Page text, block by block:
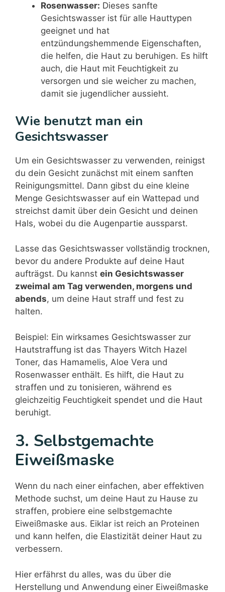
Rosenwasser: Dieses sanfte
Gesichtswasser ist für alle Hauttypen
geeignet und hat
entzündungshemmende Eigenschaften,
die helfen, die Haut zu beruhigen. Es hilft
auch, die Haut mit Feuchtigkeit zu
versorgen und sie weicher zu machen,
damit sie jugendlicher aussieht.
Wie benutzt man ein
Gesichtswasser
Um ein Gesichtswasser zu verwenden, reinigst
du dein Gesicht zunächst mit einem sanften
Reinigungsmittel. Dann gibst du eine kleine
Menge Gesichtswasser auf ein Wattepad und
streichst damit über dein Gesicht und deinen
Hals, wobei du die Augenpartie aussparst.
Lasse das Gesichtswasser vollständig trocknen,
bevor du andere Produkte auf deine Haut
aufträgst. Du kannst ein Gesichtswasser
zweimal am Tag verwenden, morgens und
abends, um deine Haut straff und fest zu
halten.
Beispiel: Ein wirksames Gesichtswasser zur
Hautstraffung ist das Thayers Witch Hazel
Toner, das Hamamelis, Aloe Vera und
Rosenwasser enthält. Es hilft, die Haut zu
straffen und zu tonisieren, während es
gleichzeitig Feuchtigkeit spendet und die Haut
beruhigt.
3. Selbstgemachte
Eiweißmaske
Wenn du nach einer einfachen, aber effektiven
Methode suchst, um deine Haut zu Hause zu
straffen, probiere eine selbstgemachte
Eiweißmaske aus. Eiklar ist reich an Proteinen
und kann helfen, die Elastizität deiner Haut zu
verbessern.
Hier erfährst du alles, was du über die
Herstellung und Anwendung einer Eiweißmaske